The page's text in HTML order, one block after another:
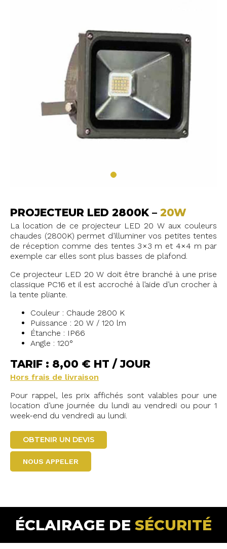
PROJECTEUR LED 2800K – 20W
La location de ce projecteur LED 20 W aux couleurs
chaudes (2800K) permet d’illuminer vos petites tentes
de réception comme des tentes 3×3 m et 4×4 m par
exemple car elles sont plus basses de plafond.
Ce projecteur LED 20 W doit être branché à une prise
classique PC16 et il est accroché à l’aide d’un crocher à
la tente pliante.
Couleur : Chaude 2800 K
Puissance : 20 W / 120 lm
Étanche : IP66
Angle : 120°
TARIF : 8,00 € HT / JOUR
Hors frais de livraison
Pour rappel, les prix affichés sont valables pour une
location d’une journée du lundi au vendredi ou pour 1
week-end du vendredi au lundi.
OBTENIR UN DEVIS
NOUS APPELER
ÉCLAIRAGE DE SÉCURITÉ